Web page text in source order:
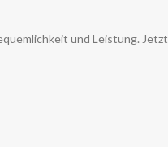
und Leistung. Jetzt